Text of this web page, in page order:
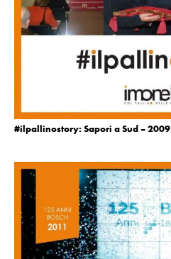
#ilpallinostory: Sapori a Sud – 2009